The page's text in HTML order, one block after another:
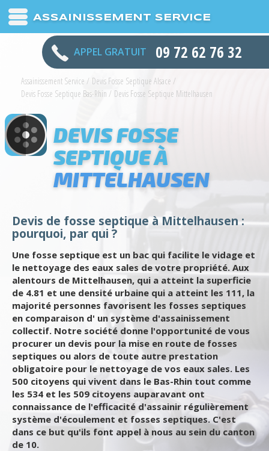
ASSAINISSEMENT SERVICE
APPEL GRATUIT 09 72 62 76 32
Assainissement Service / Devis Fosse Septique Alsace /
Devis Fosse Septique Bas-Rhin / Devis Fosse Septique Mittelhausen
DEVIS FOSSE
SEPTIQUE À
MITTELHAUSEN
Devis de fosse septique à Mittelhausen :
pourquoi, par qui ?
Une fosse septique est un bac qui facilite le vidage et
le nettoyage des eaux sales de votre propriété. Aux
alentours de Mittelhausen, qui a atteint la superficie
de 4.81 et une densité urbaine qui a atteint les 111, la
majorité personnes favorisent les fosses septiques
en comparaison d' un système d'assainissement
collectif. Notre société donne l'opportunité de vous
procurer un devis pour la mise en route de fosses
septiques ou alors de toute autre prestation
obligatoire pour le nettoyage de vos eaux sales. Les
500 citoyens qui vivent dans le Bas-Rhin tout comme
les 534 et les 509 citoyens auparavant ont
connaissance de l'efficacité d'assainir régulièrement
système d'écoulement et fosses septiques. C'est
dans ce but qu'ils font appel à nous au sein du canton
de 10.